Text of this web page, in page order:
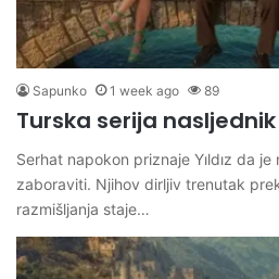
Sapunko 1 week ago 89
Turska serija
Serhat napokon priznaje Yıldız da
zaboraviti. Njihov dirljiv trenutak
razmišljanja staje…